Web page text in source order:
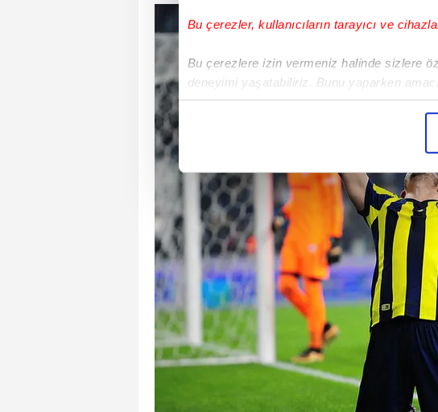
Bu çerezler, kullanıcıların tarayıcı ve
Bu çerezlere izin vermeniz halinde sizlere
deneyimi yaşatabiliriz. Bunu yaparken
içerikleri sunabilmek adına elimizden gelen
Sizlere daha iyi bir hizmet sunabilmek için
çerezler vasıtasıyla çeşitli kişisel
amacıyla kullanılmaktadır. Diğer çerezler,
reklam/pazarlama faaliyetlerinin yapılması,
Çerezlere ilişkin tercihlerinizi aşağıda yer
butonuna tıklayabilir,Çerez Bilgilendirme
6698 sayılı Kişisel Verilerin Korunması
mevzuata uygun olarak kullanılan